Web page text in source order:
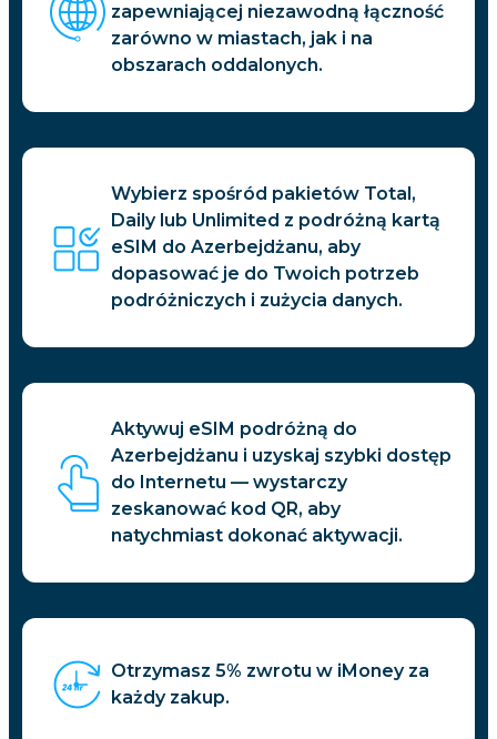
zapewniającej niezawodną łączność
zarówno w miastach, jak i na
obszarach oddalonych.
Wybierz spośród pakietów Total,
Daily lub Unlimited z podróżną kartą
eSIM do Azerbejdżanu, aby
dopasować je do Twoich potrzeb
podróżniczych i zużycia danych.
Aktywuj eSIM podróżną do
Azerbejdżanu i uzyskaj szybki dostęp
do Internetu — wystarczy
zeskanować kod QR, aby
natychmiast dokonać aktywacji.
Otrzymasz 5% zwrotu w iMoney za
każdy zakup.